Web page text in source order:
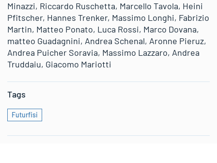
Minazzi, Riccardo Ruschetta, Marcello Tavola, Heini
Pfitscher, Hannes Trenker, Massimo Longhi, Fabrizio
Martin, Matteo Ponato, Luca Rossi, Marco Dovana,
matteo Guadagnini, Andrea Schenal, Aronne Pieruz,
Andrea Puicher Soravia, Massimo Lazzaro, Andrea
Truddaiu, Giacomo Mariotti
Tags
Futurfisi